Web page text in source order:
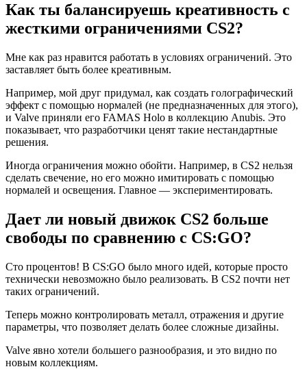
Как ты балансируешь креативность с
жесткими ограничениями CS2?
Мне как раз нравится работать в условиях ограничений. Это
заставляет быть более креативным.
Например, мой друг придумал, как создать голографический
эффект с помощью нормалей (не предназначенных для этого),
и Valve приняли его FAMAS Holo в коллекцию Anubis. Это
показывает, что разработчики ценят такие нестандартные
решения.
Иногда ограничения можно обойти. Например, в CS2 нельзя
сделать свечение, но его можно имитировать с помощью
нормалей и освещения. Главное — экспериментировать.
Дает ли новый движок CS2 больше
свободы по сравнению с CS:GO?
Сто процентов! В CS:GO было много идей, которые просто
технически невозможно было реализовать. В CS2 почти нет
таких ограничений.
Теперь можно контролировать металл, отражения и другие
параметры, что позволяет делать более сложные дизайны.
Valve явно хотели большего разнообразия, и это видно по
новым коллекциям.